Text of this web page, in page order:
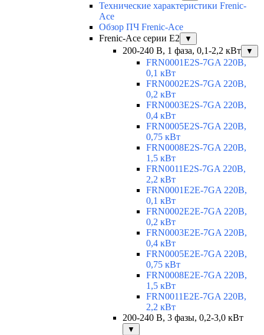
Технические характеристики Frenic-
Ace
Обзор ПЧ Frenic-Ace
Frenic-Ace серии E2
▼
200-240 В, 1 фаза, 0,1-2,2 кВт ▼
FRN0001E2S-7GA 220В,
0,1 кВт
FRN0002E2S-7GA 220В,
0,2 кВт
FRN0003E2S-7GA 220В,
0,4 кВт
FRN0005E2S-7GA 220В,
0,75 кВт
FRN0008E2S-7GA 220В,
1,5 кВт
FRN0011E2S-7GA 220В,
2,2 кВт
FRN0001E2E-7GA 220В,
0,1 кВт
FRN0002E2E-7GA 220В,
0,2 кВт
FRN0003E2E-7GA 220В,
0,4 кВт
FRN0005E2E-7GA 220В,
0,75 кВт
FRN0008E2E-7GA 220В,
1,5 кВт
FRN0011E2E-7GA 220В,
2,2 кВт
200-240 В, 3 фазы, 0,2-3,0 кВт
▼